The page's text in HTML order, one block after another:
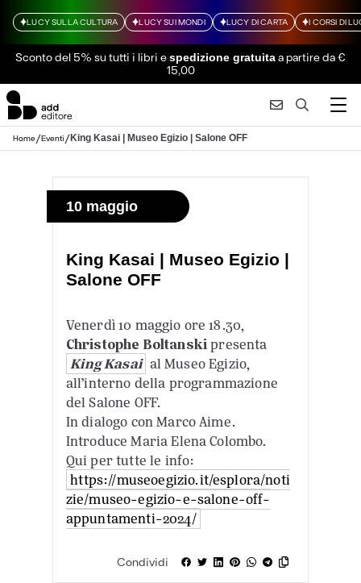
LUCY SULLA CULTURA LUCY SUI MONDI LUCY DI CARTA I CORSI DI
Sconto del 5% su tutti i libri espedizione gratuitaa partire da €
15,00
Home/Eventi/King Kasai | Museo Egizio | Salone OFF
10 maggio
King Kasai | Museo Egizio |
Salone OFF
Venerdì 10 maggio ore 18.30,
Christophe Boltanskipresenta
King Kasai al Museo Egizio,
all’interno della programmazione
del Salone OFF.
In dialogo con Marco Aime.
Introduce Maria Elena Colombo.
Qui per tutte le info:
https://museoegizio.it/esplora/noti
zie/museo-egizio-e-salone-off-
appuntamenti-2024/
Condividi